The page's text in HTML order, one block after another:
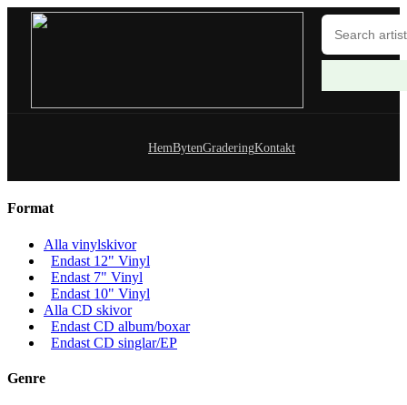
HemBytenGraderingKontakt
Format
Alla vinylskivor
Endast 12" Vinyl
Endast 7" Vinyl
Endast 10" Vinyl
Alla CD skivor
Endast CD album/boxar
Endast CD singlar/EP
Genre